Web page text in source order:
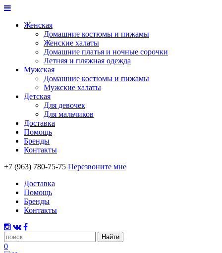
Женская
Домашние костюмы и пижамы
Женские халаты
Домашние платья и ночные сорочки
Летняя и пляжная одежда
Мужская
Домашние костюмы и пижамы
Мужские халаты
Детская
Для девочек
Для мальчиков
Доставка
Помощь
Бренды
Контакты
+7 (963) 780-75-75 Перезвоните мне
Доставка
Помощь
Бренды
Контакты
0